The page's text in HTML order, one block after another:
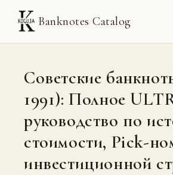
Banknotes Catalog
Советские
1991): Полное
руководство по
стоимости, Pick-
инвестиционной